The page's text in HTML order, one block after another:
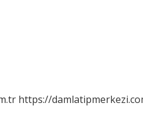
https://